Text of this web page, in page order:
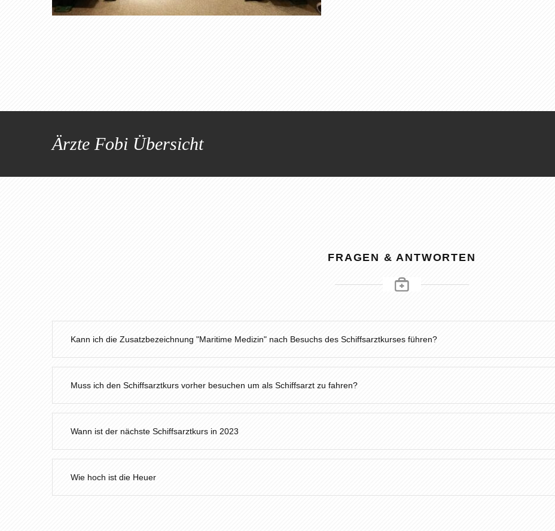
Ärzte Fobi Übersicht
FRAGEN & ANTWORTEN
Kann ich die Zusatzbezeichnung "Maritime Medizin" nach Besuchs des Schiffsarztkurses führen?
Muss ich den Schiffsarztkurs vorher besuchen um als Schiffsarzt zu fahren?
Wann ist der nächste Schiffsarztkurs in 2023
Wie hoch ist die Heuer